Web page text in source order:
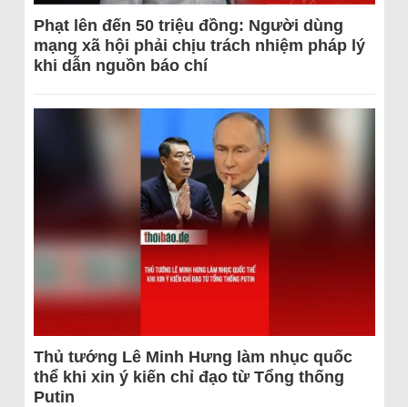
Phạt lên đến 50 triệu đồng: Người dùng
mạng xã hội phải chịu trách nhiệm pháp lý
khi dẫn nguồn báo chí
Thủ tướng Lê Minh Hưng làm nhục quốc
thể khi xin ý kiến chỉ đạo từ Tổng thống
Putin